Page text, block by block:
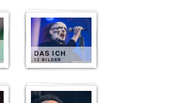
DAS ICH
12 BILDER